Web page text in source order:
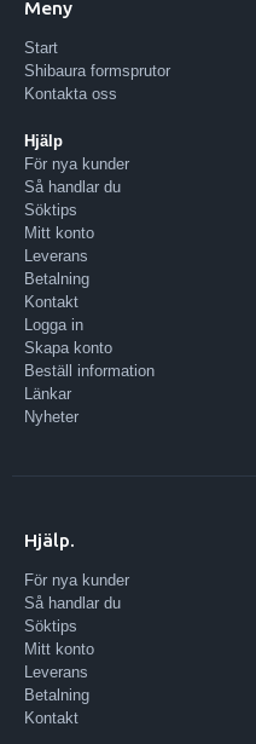
Meny
Start
Shibaura formsprutor
Kontakta oss
Hjälp
För nya kunder
Så handlar du
Söktips
Mitt konto
Leverans
Betalning
Kontakt
Logga in
Skapa konto
Beställ information
Länkar
Nyheter
Hjälp.
För nya kunder
Så handlar du
Söktips
Mitt konto
Leverans
Betalning
Kontakt